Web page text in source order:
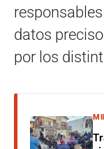
datos
por los